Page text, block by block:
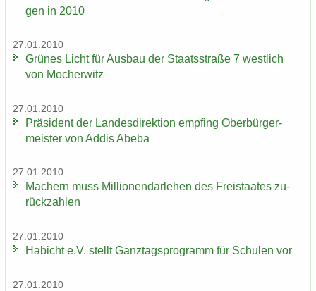
gen in 2010
27.01.2010
Grü­nes Licht für Aus­bau der Staats­stra­ße 7 west­lich
von Mo­cher­witz
27.01.2010
Prä­si­dent der Lan­des­di­rek­ti­on emp­fing Ober­bür­ger­
meis­ter von Addis Abeba
27.01.2010
Ma­chern muss Mil­lio­nen­dar­le­hen des Frei­staa­tes zu­
rück­zah­len
27.01.2010
Ha­bicht e.V. stellt Ganz­tags­pro­gramm für Schu­len vor
27.01.2010